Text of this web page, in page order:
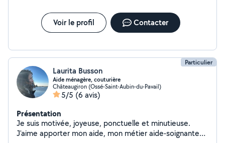
Voir le profil Contacter
Particulier
Laurita Busson
Aide ménagère, couturière
Châteaugiron (Ossé-Saint-Aubin-du-Pavail)
5/5 (6 avis)
Présentation
Je suis motivée, joyeuse, ponctuelle et minutieuse.
J'aime apporter mon aide, mon métier aide-soignante